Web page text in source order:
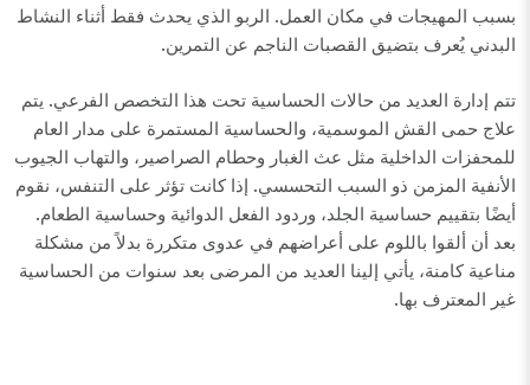
بسبب المهيجات في مكان العمل. الربو الذي يحدث فقط أثناء النشاط
البدني يُعرف بتضيق القصبات الناجم عن التمرين.
تتم إدارة العديد من حالات الحساسية تحت هذا التخصص الفرعي. يتم
علاج حمى القش الموسمية، والحساسية المستمرة على مدار العام
للمحفزات الداخلية مثل عث الغبار وحطام الصراصير، والتهاب الجيوب
الأنفية المزمن ذو السبب التحسسي. إذا كانت تؤثر على التنفس، نقوم
أيضًا بتقييم حساسية الجلد، وردود الفعل الدوائية وحساسية الطعام.
بعد أن ألقوا باللوم على أعراضهم في عدوى متكررة بدلاً من مشكلة
مناعية كامنة، يأتي إلينا العديد من المرضى بعد سنوات من الحساسية
غير المعترف بها.